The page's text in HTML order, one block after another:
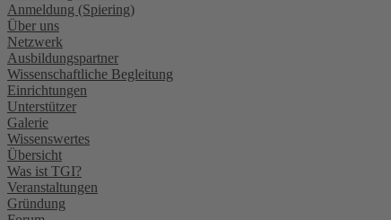
Anmeldung (Spiering)
Über uns
Netzwerk
Ausbildungspartner
Wissenschaftliche Begleitung
Einrichtungen
Unterstützer
Galerie
Wissenswertes
Übersicht
Was ist TGI?
Veranstaltungen
Gründung